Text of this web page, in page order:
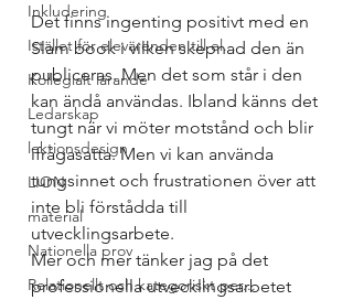
Inkludering
Istället för elevärenden till el...
Kollegialt lärande
Ledarskap
lektionsdesign
LION
material
Nationella prov
Relationellt och kategoriskt per...
Det finns ingenting positivt med en
Slam book i vilken skepnad den än
publiceras. Men det som står i den
kan ändå användas. Ibland känns det
tungt när vi möter motstånd och blir
ifrågasatta. Men vi kan använda
tungsinnet och frustrationen över att
inte bli förstådda till
utvecklingsarbete.
Mer och mer tänker jag på det
professionella utvecklingsarbetet